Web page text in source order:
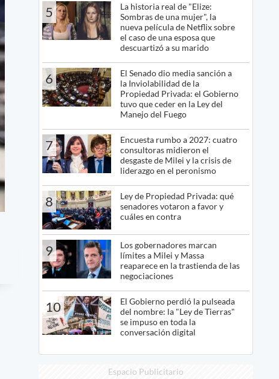
5
La historia real de "Elize:
Sombras de una mujer", la
nueva película de Netflix sobre
el caso de una esposa que
descuartizó a su marido
6
El Senado dio media sanción a
la Inviolabilidad de la
Propiedad Privada: el Gobierno
tuvo que ceder en la Ley del
Manejo del Fuego
7
Encuesta rumbo a 2027: cuatro
consultoras midieron el
desgaste de Milei y la crisis de
liderazgo en el peronismo
8
Ley de Propiedad Privada: qué
senadores votaron a favor y
cuáles en contra
9
Los gobernadores marcan
límites a Milei y Massa
reaparece en la trastienda de las
negociaciones
10
El Gobierno perdió la pulseada
del nombre: la "Ley de Tierras"
se impuso en toda la
conversación digital
Espacio Publicitario